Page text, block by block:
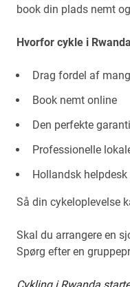
book din plads nemt
Hvorfor cykle i
Drag fordel af
Book nemt online
Den perfekte
Professionelle
Hollandsk helpdesk
Så din cykeloplevelse
Skal du arrangere en
Spørg efter en